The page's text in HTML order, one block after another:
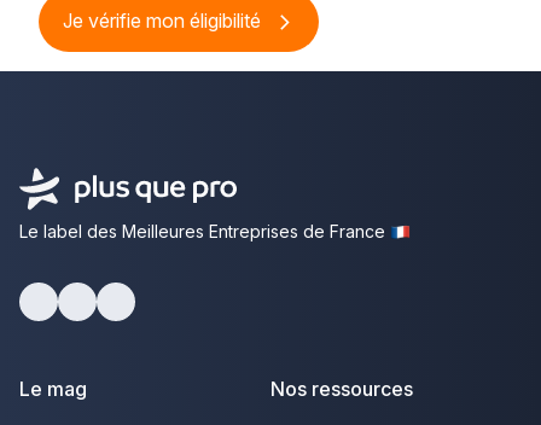
Je vérifie mon éligibilité
Le label des Meilleures Entreprises de France
Le mag Nos ressources